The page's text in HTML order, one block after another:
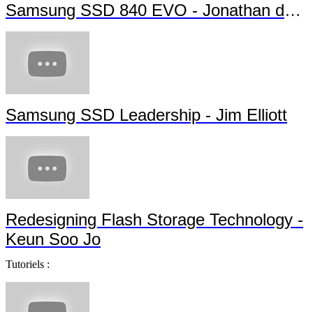
Samsung SSD 840 EVO - Jonathan da
Samsung SSD Leadership - Jim Elliott
Redesigning Flash Storage Technology -
Keun Soo Jo
Tutoriels :